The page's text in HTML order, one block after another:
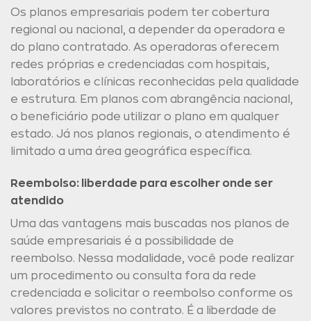
Os planos empresariais podem ter cobertura
regional ou nacional, a depender da operadora e
do plano contratado. As operadoras oferecem
redes próprias e credenciadas com hospitais,
laboratórios e clínicas reconhecidas pela qualidade
e estrutura. Em planos com abrangência nacional,
o beneficiário pode utilizar o plano em qualquer
estado. Já nos planos regionais, o atendimento é
limitado a uma área geográfica específica.
Reembolso: liberdade para escolher onde ser
atendido
Uma das vantagens mais buscadas nos planos de
saúde empresariais é a possibilidade de
reembolso. Nessa modalidade, você pode realizar
um procedimento ou consulta fora da rede
credenciada e solicitar o reembolso conforme os
valores previstos no contrato. É a liberdade de